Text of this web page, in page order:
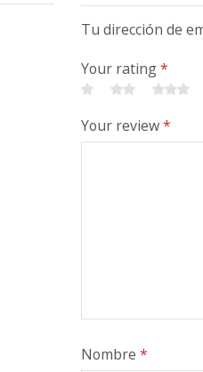
Tu dirección de
Your rating*
Your review*
Nombre *